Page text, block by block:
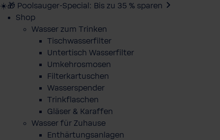
☀️🎁 Poolsauger-Special: Bis zu 35 % sparen
Shop
Wasser zum Trinken
Tischwasserfilter
Untertisch Wasserfilter
Umkehrosmosen
Filterkartuschen
Wasserspender
Trinkflaschen
Gläser & Karaffen
Wasser für Zuhause
Enthärtungsanlagen